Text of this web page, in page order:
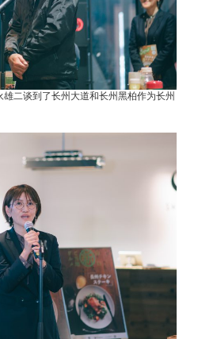
二谈到了长州大道和长州黑柏作为长州